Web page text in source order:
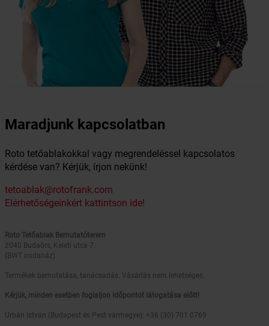
Maradjunk kapcsolatban
Roto tetőablakokkal vagy megrendeléssel kapcsolatos
kérdése van? Kérjük, írjon nekünk!
tetoablak@rotofrank.com
Elérhetőségeinkért kattintson ide!
Roto Tetőablak Bemutatóterem
2040 Budaörs, Keleti utca 7.
(BWT irodaház)
Termékek bemutatása, tanácsadás. Vásárlás nem lehetséges.
Kérjük, minden esetben foglaljon időpontot látogatása előtt!
Urbán István (Budapest és Pest vármegye): +36 (30) 701 0769